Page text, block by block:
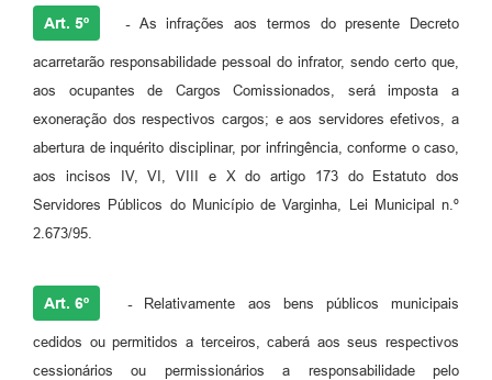
Art. 5º - As infrações aos termos do presente Decreto
acarretarão responsabilidade pessoal do infrator, sendo certo que,
aos ocupantes de Cargos Comissionados, será imposta a
exoneração dos respectivos cargos; e aos servidores efetivos, a
abertura de inquérito disciplinar, por infringência, conforme o caso,
aos incisos IV, VI, VIII e X do artigo 173 do Estatuto dos
Servidores Públicos do Município de Varginha, Lei Municipal n.º
2.673/95.
Art. 6º - Relativamente aos bens públicos municipais
cedidos ou permitidos a terceiros, caberá aos seus respectivos
cessionários ou permissionários a responsabilidade pelo